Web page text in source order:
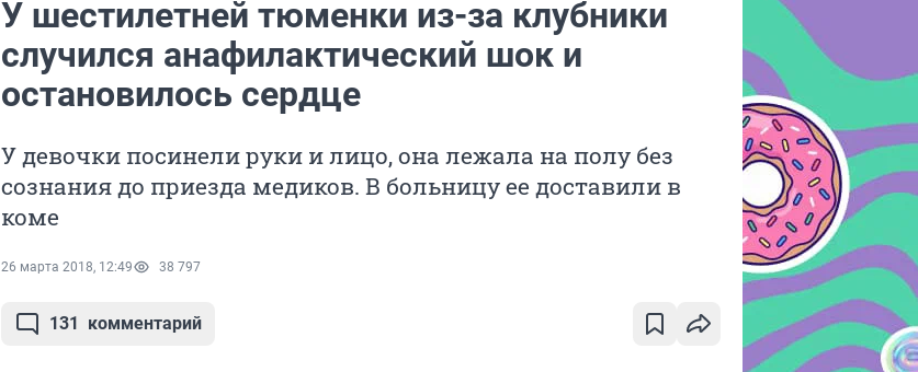
У шестилетней тюменки из-за клубники
случился анафилактический шок и
остановилось сердце
У девочки посинели руки и лицо, она лежала на полу без
сознания до приезда медиков. В больницу ее доставили в
коме
26 марта 2018, 12:49 38 797
131 комментарий